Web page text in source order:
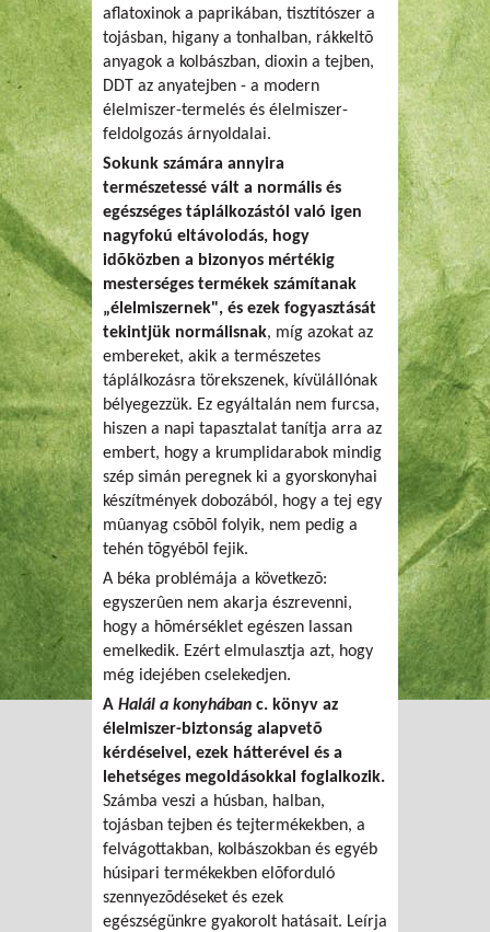
aflatoxinok a paprikában, tisztítószer a
tojásban, higany a tonhalban, rákkeltõ
anyagok a kolbászban, dioxin a tejben,
DDT az anyatejben - a modern
élelmiszer-termelés és élelmiszer-
feldolgozás árnyoldalai.
Sokunk számára annyira
természetessé vált a normális és
egészséges táplálkozástól való igen
nagyfokú eltávolodás, hogy
idõközben a bizonyos mértékig
mesterséges termékek számítanak
„élelmiszernek", és ezek fogyasztását
tekintjük normálisnak, míg azokat az
embereket, akik a természetes
táplálkozásra törekszenek, kívülállónak
bélyegezzük. Ez egyáltalán nem furcsa,
hiszen a napi tapasztalat tanítja arra az
embert, hogy a krumplidarabok mindig
szép simán peregnek ki a gyorskonyhai
készítmények dobozából, hogy a tej egy
mûanyag csõbõl folyik, nem pedig a
tehén tõgyébõl fejik.
A béka problémája a következõ:
egyszerûen nem akarja észrevenni,
hogy a hõmérséklet egészen lassan
emelkedik. Ezért elmulasztja azt, hogy
még idejében cselekedjen.
A Halál a konyhában c. könyv az
élelmiszer-biztonság alapvetõ
kérdéseivel, ezek hátterével és a
lehetséges megoldásokkal foglalkozik.
Számba veszi a húsban, halban,
tojásban tejben és tejtermékekben, a
felvágottakban, kolbászokban és egyéb
húsipari termékekben elõforduló
szennyezõdéseket és ezek
egészségünkre gyakorolt hatásait. Leírja